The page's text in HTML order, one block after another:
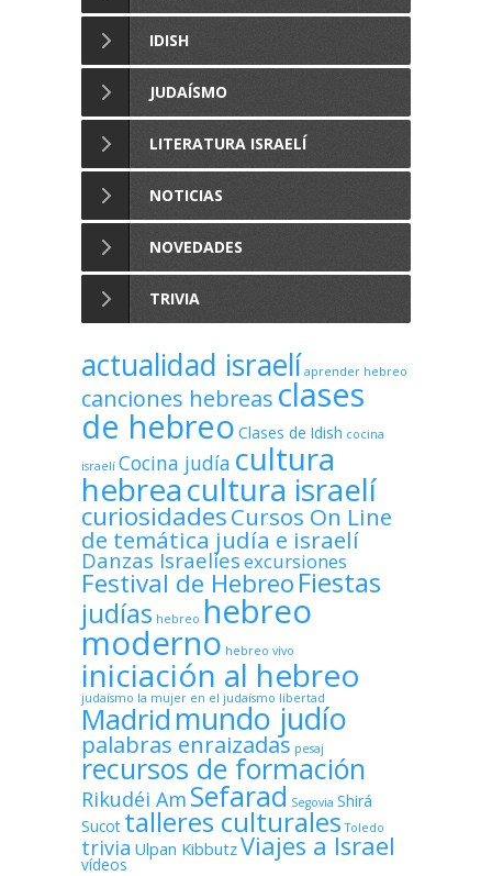
IDISH
JUDAÍSMO
LITERATURA ISRAELÍ
NOTICIAS
NOVEDADES
TRIVIA
actualidad israelí aprender hebreo
canciones hebreas clases
de hebreo Clases de Idish cocina
israelí Cocina judía cultura
hebreacultura israelí
curiosidadesCursos On Line
de temática judía e israelí
Danzas Israelíesexcursiones
Festival de HebreoFiestas
judías hebreo hebreo
moderno hebreo vivo
iniciación al hebreo
judaísmo la mujer en el judaísmo libertad
Madrid mundo judío
palabras enraizadas pesaj
recursos de formación
Rikudéi Am Sefarad Segovia Shirá
Sucot talleres culturales Toledo
trivia Ulpan KibbutzViajes a Israel
vídeos